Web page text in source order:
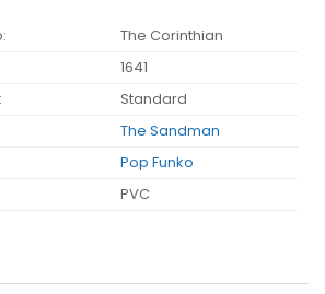
The Corinthian
1641
Standard
The Sandman
Pop Funko
PVC